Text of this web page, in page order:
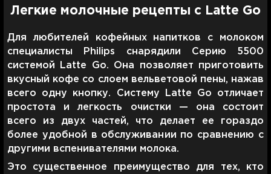
Легкие молочные рецепты с Latte Go
Для любителей кофейных напитков с молоком
специалисты Philips снарядили Серию 5500
системой Latte Go. Она позволяет приготовить
вкусный кофе со слоем вельветовой пены, нажав
всего одну кнопку. Систему Latte Go отличает
простота и легкость очистки — она состоит
всего из двух частей, что делает ее гораздо
более удобной в обслуживании по сравнению с
другими вспенивателями молока.
Это существенное преимущество для тех, кто